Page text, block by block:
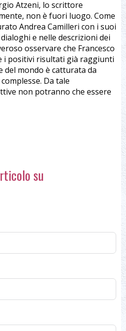
Atzeni, lo scrittore
non è fuori luogo. Come
Andrea Camilleri con i suoi
e nelle descrizioni dei
osservare che Francesco
i positivi risultati già raggiunti
del mondo è catturata da
Da tale
non potranno che essere
su